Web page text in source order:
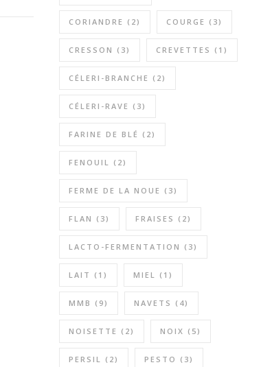
CORIANDRE (2) COURGE (3)
CRESSON (3) CREVETTES (1)
CÉLERI-BRANCHE (2)
CÉLERI-RAVE (3)
FARINE DE BLÉ (2)
FENOUIL (2)
FERME DE LA NOUE (3)
FLAN (3) FRAISES (2)
LACTO-FERMENTATION (3)
LAIT (1) MIEL (1)
MMB (9) NAVETS (4)
NOISETTE (2) NOIX (5)
PERSIL (2) PESTO (3)